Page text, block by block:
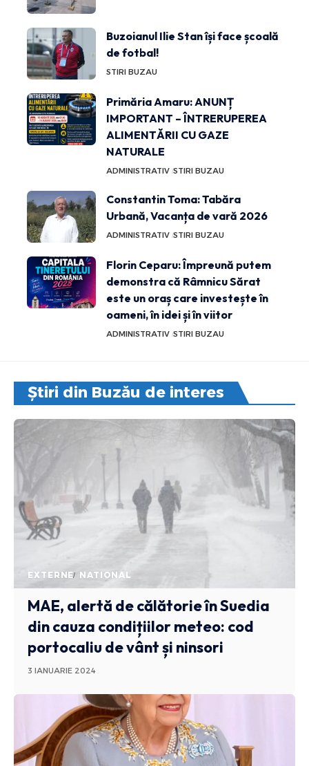
Buzoianul Ilie Stan își face școală
de fotbal!
STIRI BUZAU
Primăria Amaru: ANUNȚ
IMPORTANT – ÎNTRERUPEREA
ALIMENTĂRII CU GAZE
NATURALE
ADMINISTRATIV STIRI BUZAU
Constantin Toma: Tabăra
Urbană, Vacanța de vară 2026
ADMINISTRATIV STIRI BUZAU
Florin Ceparu: Împreună putem
demonstra că Râmnicu Sărat
este un oraș care investește în
oameni, în idei și în viitor
ADMINISTRATIV STIRI BUZAU
Știri din Buzău de interes
EXTERNE NATIONAL
MAE, alertă de călătorie în Suedia
din cauza condițiilor meteo: cod
portocaliu de vânt și ninsori
3 IANUARIE 2024